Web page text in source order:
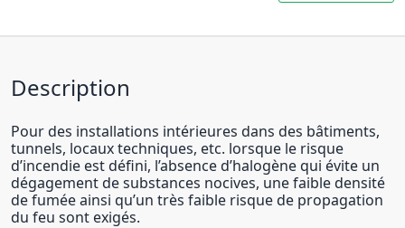
Description
Pour des installations intérieures dans des bâtiments,
tunnels, locaux techniques, etc. lorsque le risque
d’incendie est défini, l’absence d’halogène qui évite un
dégagement de substances nocives, une faible densité
de fumée ainsi qu’un très faible risque de propagation
du feu sont exigés.